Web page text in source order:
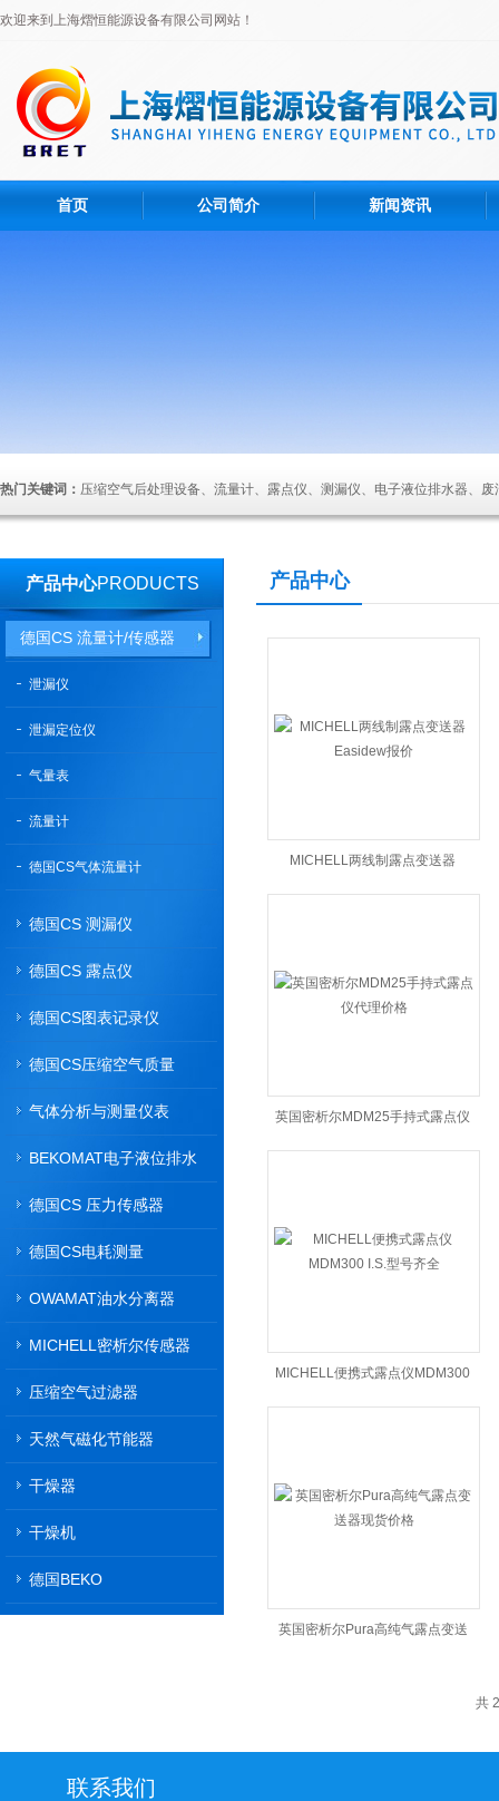
欢迎来到上海熠恒能源设备有限公司网站！
首页 公司简介 新闻资讯
热门关键词： 压缩空气后处理设备、流量计、露点仪、测漏仪、电子液位排水器、
产品中心PRODUCTS
德国CS 流量计/传感器
泄漏仪
泄漏定位仪
气量表
流量计
德国CS气体流量计
德国CS 测漏仪
德国CS 露点仪
德国CS图表记录仪
德国CS压缩空气质量
气体分析与测量仪表
BEKOMAT电子液位排水
德国CS 压力传感器
德国CS电耗测量
OWAMAT油水分离器
MICHELL密析尔传感器
压缩空气过滤器
天然气磁化节能器
干燥器
干燥机
德国BEKO
产品中心
MICHELL两线制露点变送器
英国密析尔MDM25手持式露点仪
MICHELL便携式露点仪MDM300
英国密析尔Pura高纯气露点变送
共
联系我们